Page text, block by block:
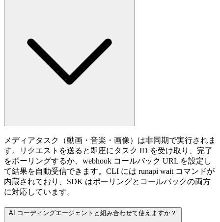
メディアタスク（動画・音楽・画像）は非同期で実行されま
す。リクエストを送ると即座にタスク ID を受け取り、完了
をポーリングするか、webhook コールバック URL を設定し
て結果を自動受信できます。CLI には runapi wait コマンドが
内蔵されており、SDK はポーリングとコールバックの両方
に対応しています。
AI コーディングエージェントと組み合わせて使えますか？